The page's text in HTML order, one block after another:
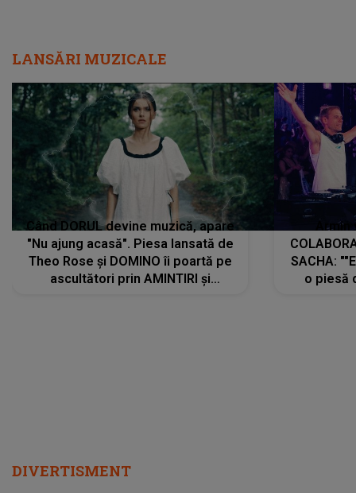
LANSĂRI MUZICALE
Când DORUL devine muzică, apare
"Nu ajung acasă". Piesa lansată de
Theo Rose și DOMINO îi poartă pe
ascultători prin AMINTIRI și
SACHA:
o piesă
DIVERTISMENT